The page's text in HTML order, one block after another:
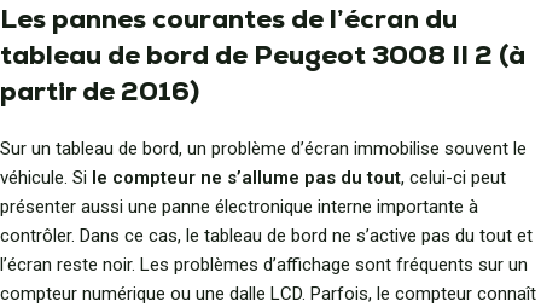
Les pannes courantes de l’écran du
tableau de bord de Peugeot 3008 II 2 (à
partir de 2016)
Sur un tableau de bord, un problème d’écran immobilise souvent le
véhicule. Si le compteur ne s’allume pas du tout, celui-ci peut
présenter aussi une panne électronique interne importante à
contrôler. Dans ce cas, le tableau de bord ne s’active pas du tout et
l’écran reste noir. Les problèmes d’affichage sont fréquents sur un
compteur numérique ou une dalle LCD. Parfois, le compteur connaît